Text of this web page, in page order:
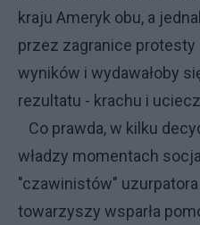
kraju Ameryk obu, a
przez zagranice protesty
wyników i wydawałoby
rezultatu - krachu i
Co prawda, w kilku
władzy momentach
"czawinistów"
towarzyszy wsparła